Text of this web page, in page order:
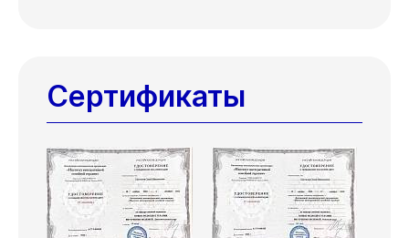
Сертификаты